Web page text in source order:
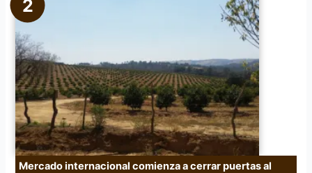
Mercado internacional comienza a cerrar puertas al